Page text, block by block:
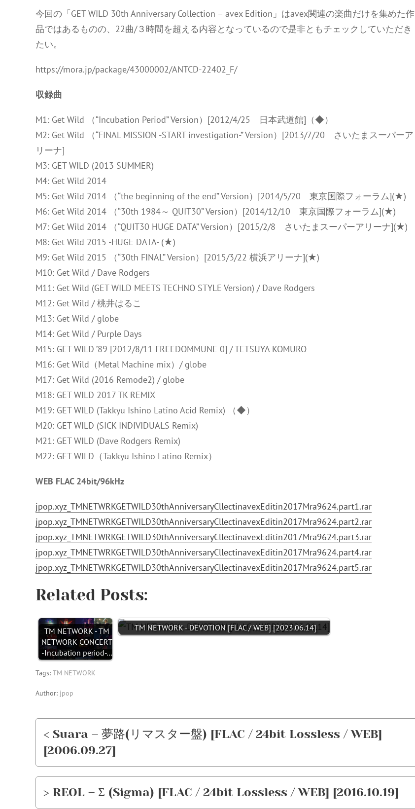
今回の「GET WILD 30th Anniversary Collection – avex Edition」はavex関連の楽曲だけを集めた作
品ではあるものの、22曲/３時間を超える内容となっているので是非ともチェックしていただき
たい。
https://mora.jp/package/43000002/ANTCD-22402_F/
収録曲
M1: Get Wild （“Incubation Period” Version）[2012/4/25 日本武道館]（◆）
M2: Get Wild （“FINAL MISSION -START investigation-” Version）[2013/7/20 さいたまスーパーア
リーナ]
M3: GET WILD (2013 SUMMER)
M4: Get Wild 2014
M5: Get Wild 2014 （“the beginning of the end” Version）[2014/5/20 東京国際フォーラム](★)
M6: Get Wild 2014 （“30th 1984～ QUIT30” Version）[2014/12/10 東京国際フォーラム](★)
M7: Get Wild 2014 （“QUIT30 HUGE DATA” Version）[2015/2/8 さいたまスーパーアリーナ](★)
M8: Get Wild 2015 -HUGE DATA- (★)
M9: Get Wild 2015 （“30th FINAL” Version）[2015/3/22 横浜アリーナ](★)
M10: Get Wild / Dave Rodgers
M11: Get Wild (GET WILD MEETS TECHNO STYLE Version) / Dave Rodgers
M12: Get Wild / 桃井はるこ
M13: Get Wild / globe
M14: Get Wild / Purple Days
M15: GET WILD ’89 [2012/8/11 FREEDOMMUNE 0] / TETSUYA KOMURO
M16: Get Wild（Metal Machine mix）/ globe
M17: Get Wild (2016 Remode2) / globe
M18: GET WILD 2017 TK REMIX
M19: GET WILD (Takkyu Ishino Latino Acid Remix) （◆）
M20: GET WILD (SICK INDIVIDUALS Remix)
M21: GET WILD (Dave Rodgers Remix)
M22: GET WILD（Takkyu Ishino Latino Remix）
WEB FLAC 24bit/96kHz
jpop.xyz_TMNETWRKGETWILD30thAnniversaryCllectinavexEditin2017Mra9624.part1.rar
jpop.xyz_TMNETWRKGETWILD30thAnniversaryCllectinavexEditin2017Mra9624.part2.rar
jpop.xyz_TMNETWRKGETWILD30thAnniversaryCllectinavexEditin2017Mra9624.part3.rar
jpop.xyz_TMNETWRKGETWILD30thAnniversaryCllectinavexEditin2017Mra9624.part4.rar
jpop.xyz_TMNETWRKGETWILD30thAnniversaryCllectinavexEditin2017Mra9624.part5.rar
Related Posts:
TM NETWORK - TM
NETWORK CONCERT
-Incubation period-…
TM NETWORK - DEVOTION [FLAC / WEB] [2023.06.14]
Tags: TM NETWORK
Author: jpop
< Suara – 夢路(リマスター盤) [FLAC / 24bit Lossless / WEB]
[2006.09.27]
> REOL – Σ (Sigma) [FLAC / 24bit Lossless / WEB] [2016.10.19]